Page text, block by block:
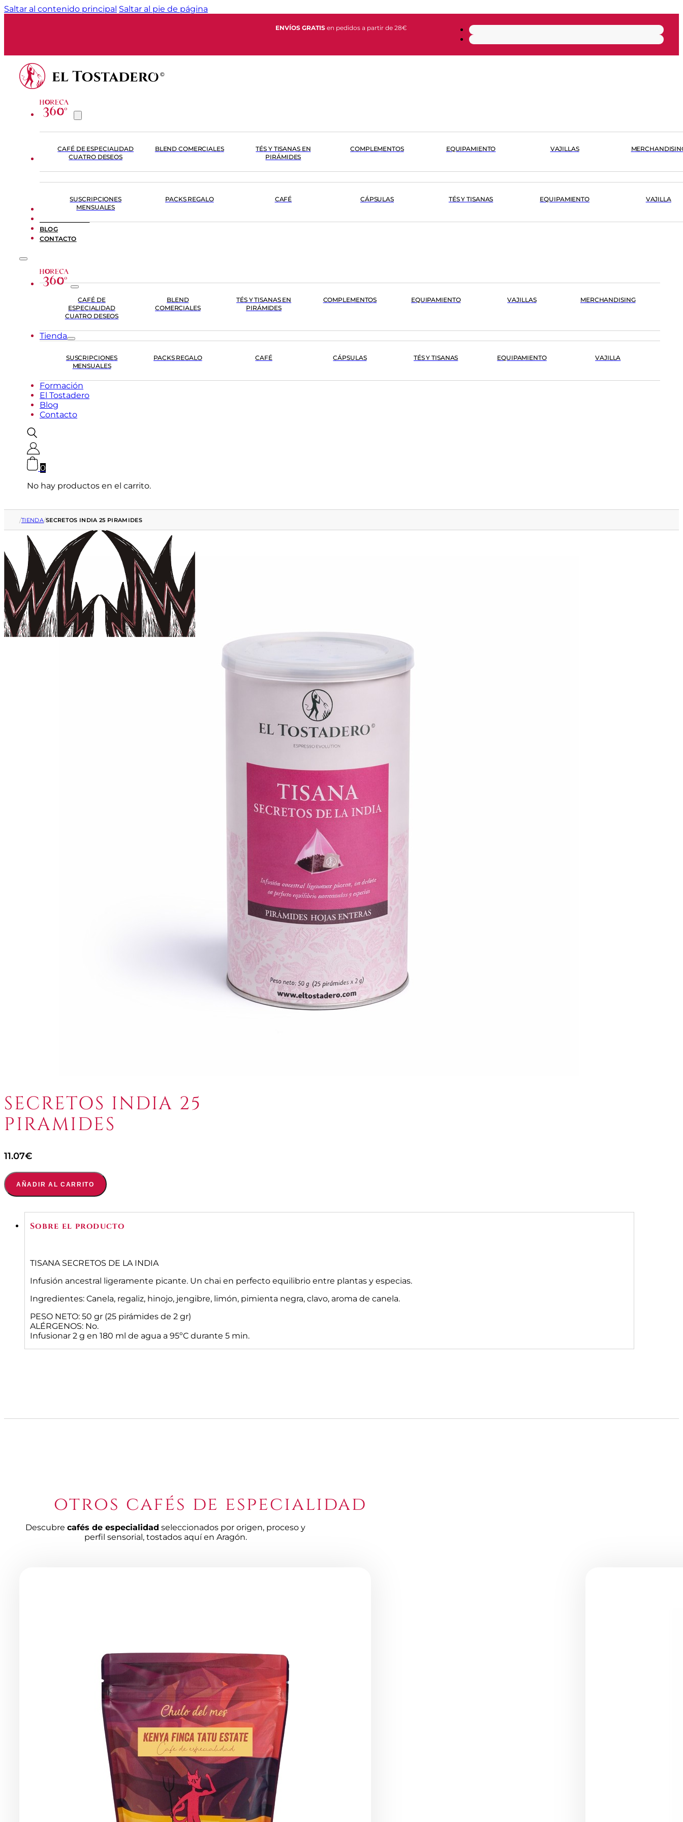
Saltar al contenido principal Saltar al pie de página
ENVÍOS GRATIS en pedidos a partir de 28€
CAFÉ DE ESPECIALIDAD
CUATRO DESEOS
BLEND COMERCIALES
TÉS Y TISANAS EN
PIRÁMIDES
COMPLEMENTOS EQUIPAMIENTO VAJILLAS
SUSCRIPCIONES
MENSUALES
PACKS REGALO CAFÉ CÁPSULAS TÉS Y TISANAS EQUIPAMIENTO
VAJILLA
FORMACIÓN
BLOG
CONTACTO
CAFÉ DE
ESPECIALIDAD
CUATRO DESEOS
BLEND
COMERCIALES
TÉS Y TISANAS EN
PIRÁMIDES
COMPLEMENTOS EQUIPAMIENTO VAJILLAS MERCHANDISING
Tienda
SUSCRIPCIONES
MENSUALES
PACKS REGALO CAFÉ CÁPSULAS TÉS Y TISANAS EQUIPAMIENTO VAJILLA
Formación
El Tostadero
Blog
Contacto
0
No hay productos en el carrito.
/TIENDA/SECRETOS INDIA 25 PIRAMIDES
SECRETOS INDIA 25
PIRAMIDES
11.07€
AÑADIR AL CARRITO
Sobre el producto
TISANA SECRETOS DE LA INDIA
Infusión ancestral ligeramente picante. Un chai en perfecto equilibrio entre plantas y especias.
Ingredientes: Canela, regaliz, hinojo, jengibre, limón, pimienta negra, clavo, aroma de canela.
PESO NETO: 50 gr (25 pirámides de 2 gr)
ALÉRGENOS: No.
Infusionar 2 g en 180 ml de agua a 95ºC durante 5 min.
otros cafés de especialidad
Descubre cafés de especialidad seleccionados por origen, proceso y
perfil sensorial, tostados aquí en Aragón.